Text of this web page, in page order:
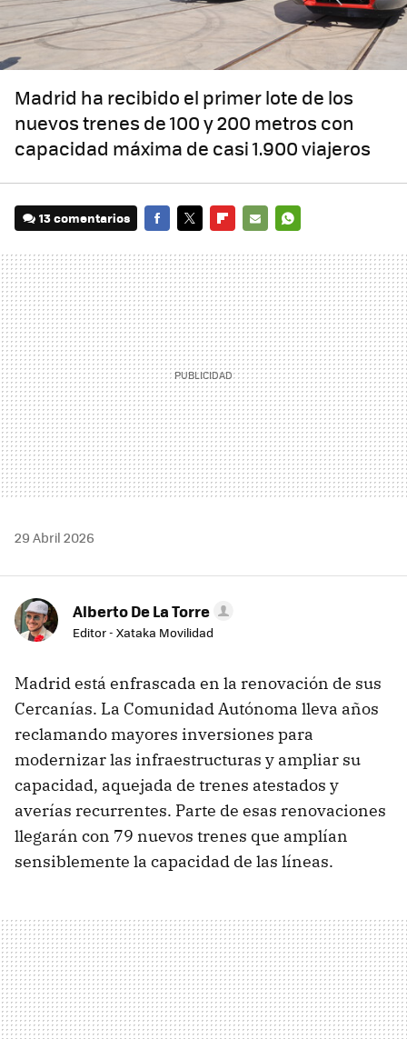
Madrid ha recibido el primer lote de los
nuevos trenes de 100 y 200 metros con
capacidad máxima de casi 1.900 viajeros
13 comentarios
MAIL
29 Abril 2026
Alberto De La Torre
Editor - Xataka Movilidad
Madrid está enfrascada en la renovación de sus
Cercanías. La Comunidad Autónoma lleva años
reclamando mayores inversiones para
modernizar las infraestructuras y ampliar su
capacidad, aquejada de trenes atestados y
averías recurrentes. Parte de esas renovaciones
llegarán con 79 nuevos trenes que amplían
sensiblemente la capacidad de las líneas.